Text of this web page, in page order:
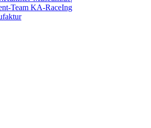
Team KA-RaceIng